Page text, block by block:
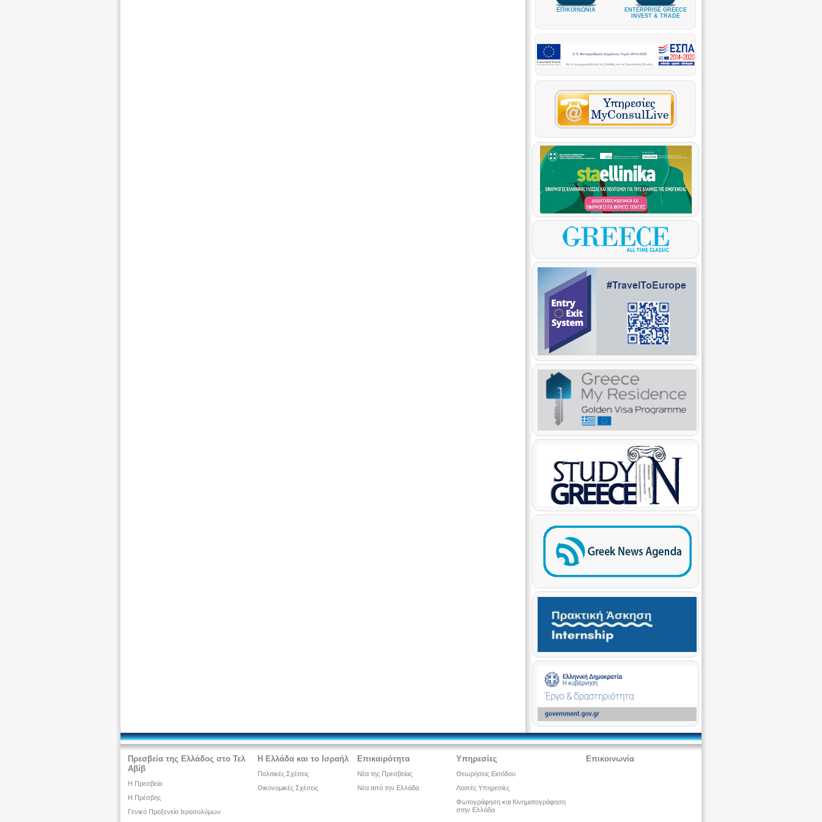
ΕΠΙΚΟΙΝΩΝΙΑ
ENTERPRISE GREECE
INVEST & TRADE
Πρεσβεία της Ελλάδος στο Τελ
Αβίβ
Η Πρεσβεία
H Πρέσβης
Γενικό Προξενείο Ιεροσολύμων
Η Ελλάδα και το Ισραήλ
Πολιτικές Σχέσεις
Οικονομικές Σχέσεις
Επικαιρότητα
Νέα της Πρεσβείας
Νέα από την Ελλάδα
Υπηρεσίες
Θεωρήσεις Εισόδου
Λοιπές Υπηρεσίες
Φωτογράφηση και Κινηματογράφηση
στην Ελλάδα
Επικοινωνία